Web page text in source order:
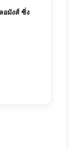
อมังส์ ซิ่ง